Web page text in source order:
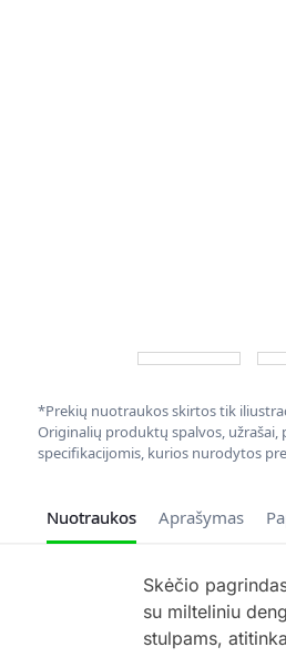
*Prekių nuotraukos skirtos tik
Originalių produktų spalvos,
specifikacijomis, kurios nurodytos
Nuotraukos Aprašymas
Skėčio
su milteliniu
stulpams,